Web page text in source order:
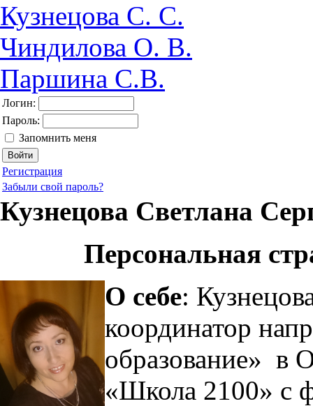
Кузнецова С. С.
Чиндилова О. В.
Паршина С.В.
Логин:
Пароль:
Запомнить меня
Регистрация
Забыли свой пароль?
Кузнецова Светлана
Персональная
О себе:
координатор
образование» в
«Школа 2100» с